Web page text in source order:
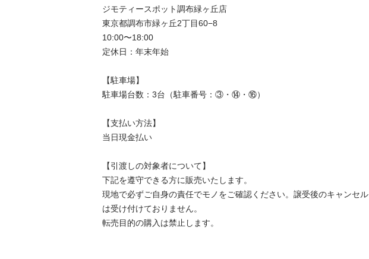
ジモティースポット調布緑ヶ丘店
東京都調布市緑ヶ丘2丁目60−8
10:00〜18:00
定休日：年末年始
【駐⾞場】
駐車場台数：3台（駐車番号：③・⑭・⑯）
【⽀払い⽅法】
当日現金払い
【引渡しの対象者について】
下記を遵守できる⽅に販売いたします。
現地で必ずご⾃⾝の責任でモノをご確認ください。譲受後のキャンセル
は受け付けておりません。
転売⽬的の購⼊は禁⽌します。